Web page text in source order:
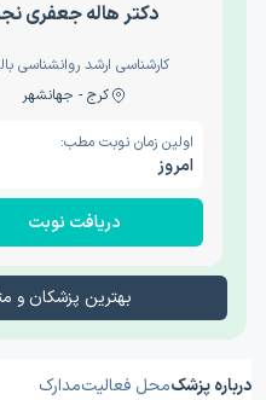
دکتر هاله جعفری
کارشناسی ارشد روانشناسی
کرج - جهانشهر
اولین زمان نوبت مطب:
امروز
دریافت نوبت
بهترین پزشکان و
درباره پزشکمحل فعالیتمدارک